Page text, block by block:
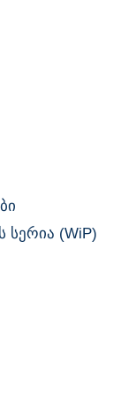
სერია (WiP)